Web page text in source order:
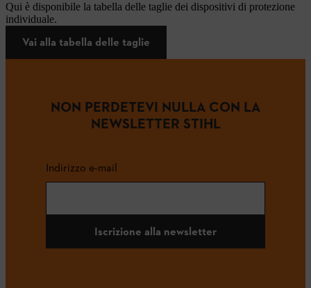
Qui è disponibile la tabella delle taglie dei dispositivi di protezione
individuale.
Vai alla tabella delle taglie
NON PERDETEVI NULLA CON LA
NEWSLETTER STIHL
Indirizzo e-mail
Iscrizione alla newsletter